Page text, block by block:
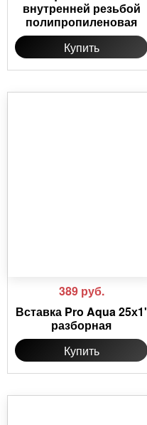
внутренней резьбой
полипропиленовая
Купить
389 руб.
Вставка Pro Aqua 25х1'
разборная
Купить